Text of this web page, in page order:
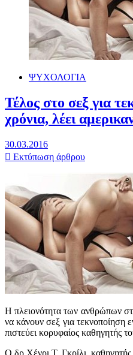
ΨΥΧΟΛΟΓΙΑ
Τέλος στο σεξ για
χρόνια, λέει
30.03.2016
Εκτύπωση άρθρου
Η πλειονότητα των ανθρώπων
να κάνουν σεξ για τεκνοποίηση
πιστεύει κορυφαίος καθηγητής
Ο δρ Χένρι Τ. Γκρίλι, καθηγητής